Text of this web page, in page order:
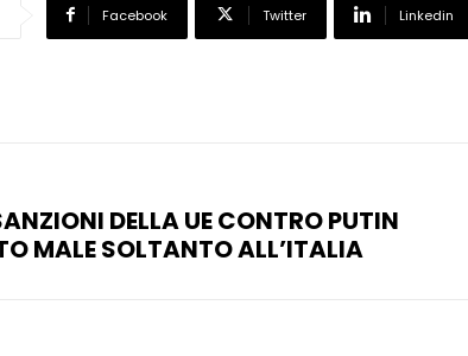
Facebook Twitter Linkedin
DELLA UE CONTRO PUTIN
MALE SOLTANTO ALL’ITALIA